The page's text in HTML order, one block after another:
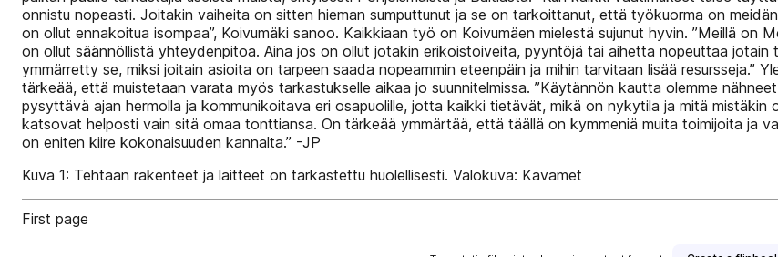
onnistu nopeasti. Joitakin vaiheita on sitten hieman sumputtunut ja se on tarkoittanut, että työkuorma on
on ollut ennakoitua isompaa”, Koivumäki sanoo. Kaikkiaan työ on Koivumäen mielestä sujunut hyvin. ”Meillä on
on ollut säännöllistä yhteydenpitoa. Aina jos on ollut jotakin erikoistoiveita, pyyntöjä tai aihetta nopeuttaa jotain
ymmärretty se, miksi joitain asioita on tarpeen saada nopeammin eteenpäin ja mihin tarvitaan lisää resursseja.”
tärkeää, että muistetaan varata myös tarkastukselle aikaa jo suunnitelmissa. ”Käytännön kautta olemme
pysyttävä ajan hermolla ja kommunikoitava eri osapuolille, jotta kaikki tietävät, mikä on nykytila ja mitä
katsovat helposti vain sitä omaa tonttiansa. On tärkeää ymmärtää, että täällä on kymmeniä muita toimijoita ja
on eniten kiire kokonaisuuden kannalta.” -JP
Kuva 1: Tehtaan rakenteet ja laitteet on tarkastettu huolellisesti. Valokuva: Kavamet
First page